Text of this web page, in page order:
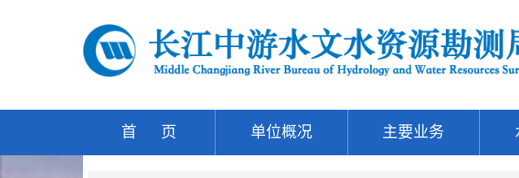
首 页 单位概况 主要业务